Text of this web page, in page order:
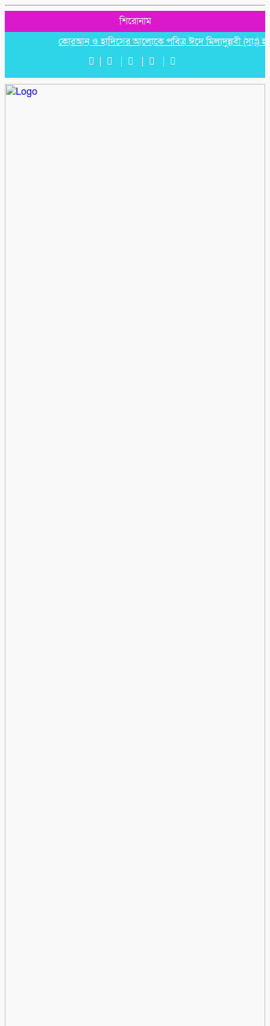
শিরোনাম
কোরআন ও হাদিসের আলোকে পবিত্র ঈদে মিলাদুন্নবী (সাঃ)